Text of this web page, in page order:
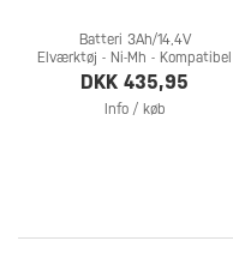
Batteri 3Ah/14,4V
Elværktøj - Ni-Mh - Kompatibel
DKK 435,95
Info / køb